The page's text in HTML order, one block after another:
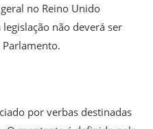
no Reino Unido
não deverá ser
por verbas destinadas